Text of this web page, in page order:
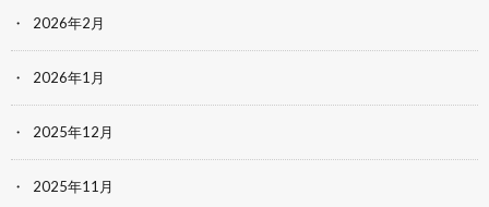
2026年2月
2026年1月
2025年12月
2025年11月